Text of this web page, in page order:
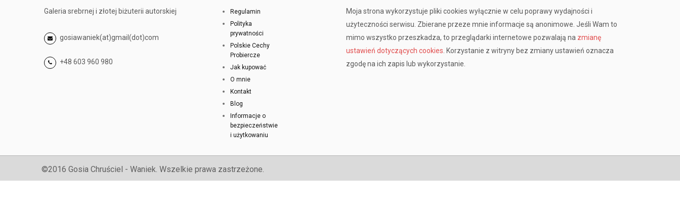
Galeria srebrnej i złotej biżuterii autorskiej
gosiawaniek(at)gmail(dot)com
+48 603 960 980
Regulamin
Polityka
prywatności
Polskie Cechy
Probiercze
Jak kupować
O mnie
Kontakt
Blog
Informacje o
bezpieczeństwie
i użytkowaniu
Moja strona wykorzystuje pliki cookies wyłącznie w celu poprawy wydajności i
użyteczności serwisu. Zbierane przeze mnie informacje są anonimowe. Jeśli Wam to
mimo wszystko przeszkadza, to przeglądarki internetowe pozwalają na zmianę
ustawień dotyczących cookies . Korzystanie z witryny bez zmiany ustawień oznacza
zgodę na ich zapis lub wykorzystanie.
©2016 Gosia Chruściel - Waniek. Wszelkie prawa zastrzeżone.